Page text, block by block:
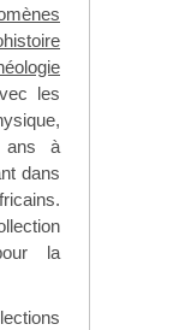
les
ans à
dans
la